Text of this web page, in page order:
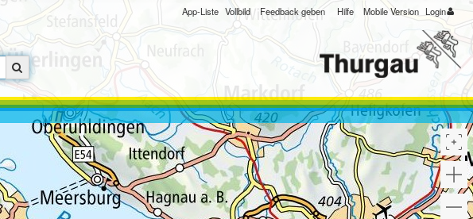
App-Liste Vollbild Feedback geben Hilfe Mobile Version Login